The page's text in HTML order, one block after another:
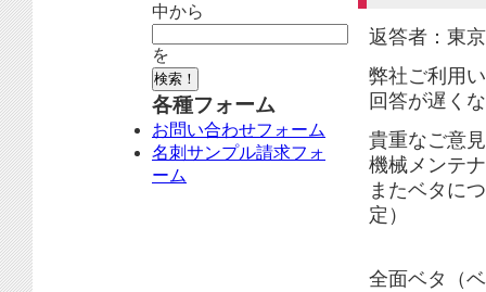
返答者：東
弊社ご利用
回答が遅く
貴重なご意
機械メンテ
またベタに
定）
全面ベタ（
中から
を
各種フォーム
お問い合わせフォーム
名刺サンプル請求フォ
ーム